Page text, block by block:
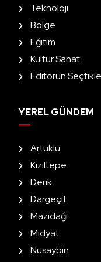
Teknoloji
Bölge
Eğitim
Kültür Sanat
Editörün
YEREL GÜNDEM
Artuklu
Kızıltepe
Derik
Dargeçit
Mazıdağı
Midyat
Nusaybin